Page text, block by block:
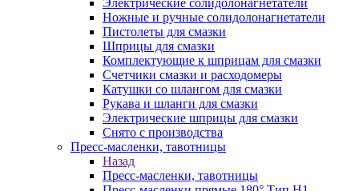
Электрические солидолонагнетатели
Ножные и ручные солидолонагнетатели
Пистолеты для смазки
Шприцы для смазки
Комплектующие к шприцам для смазки
Счетчики смазки и расходомеры
Катушки со шлангом для смазки
Рукава и шланги для смазки
Электрические шприцы для смазки
Снято с производства
Пресс-масленки, тавотницы
Назад
Пресс-масленки, тавотницы